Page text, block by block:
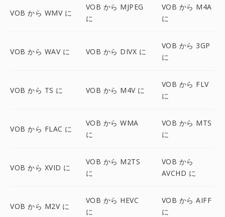
VOB から WMV に
VOB から MJPEG
に
VOB から M4A
に
VOB から WAV に VOB から DIVX に
VOB から 3GP
に
VOB から TS に VOB から M4V に
VOB から FLV
に
VOB から FLAC に
VOB から WMA
に
VOB から MTS
に
VOB から XVID に
VOB から M2TS
に
VOB から
AVCHD に
VOB から M2V に
VOB から HEVC
に
VOB から AIFF
に